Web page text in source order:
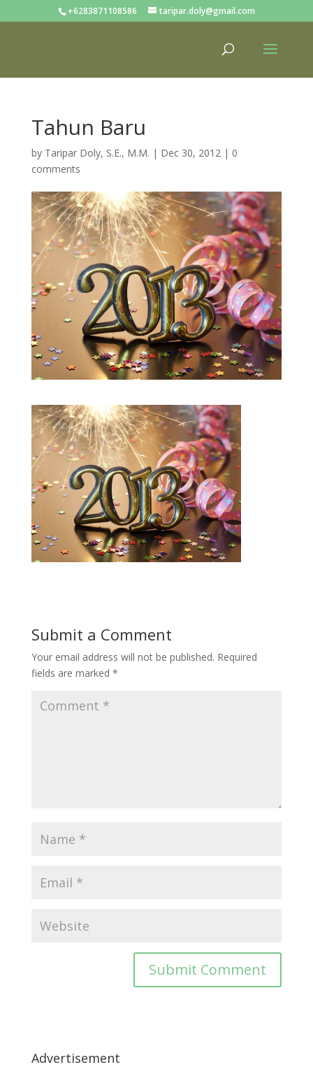
+6283871108586 taripar.doly@gmail.com
Tahun Baru
by Taripar Doly, S.E., M.M. | Dec 30, 2012| 0
comments
Submit a Comment
Your email address will not be published. Required
fields are marked *
Advertisement